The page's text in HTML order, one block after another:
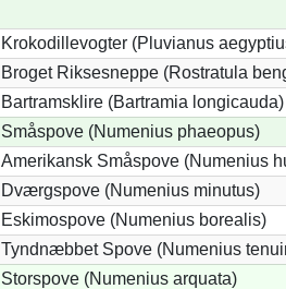
Krokodillevogter (Pluvianus
Broget Riksesneppe (Rostratula
Bartramsklire (Bartramia longicauda)
Småspove (Numenius phaeopus)
Amerikansk Småspove (Numenius
Dværgspove (Numenius minutus)
Eskimospove (Numenius borealis)
Tyndnæbbet Spove (Numenius
Storspove (Numenius arquata)